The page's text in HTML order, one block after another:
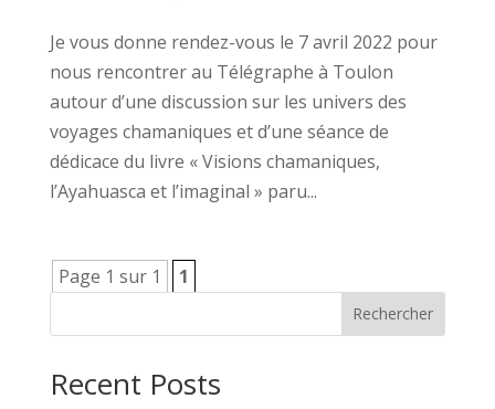
Je vous donne rendez-vous le 7 avril 2022 pour
nous rencontrer au Télégraphe à Toulon
autour d’une discussion sur les univers des
voyages chamaniques et d’une séance de
dédicace du livre « Visions chamaniques,
l’Ayahuasca et l’imaginal » paru...
Page 1 sur 1 1
Rechercher
Recent Posts